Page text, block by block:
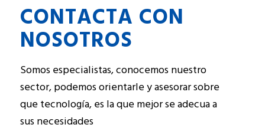
CONTACTA CON
NOSOTROS
Somos especialistas, conocemos nuestro
sector, podemos orientarle y asesorar sobre
que tecnología, es la que mejor se adecua a
sus necesidades